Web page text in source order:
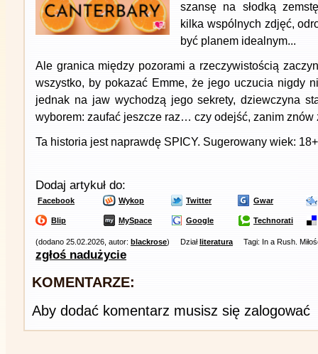
szansę na słodką
kilka wspólnych zdjęć,
być planem idealnym...
Ale granica między pozorami a rzeczywistością
wszystko, by pokazać Emme, że jego uczucia nigdy
jednak na jaw wychodzą jego sekrety, dziewczyna
wyborem: zaufać jeszcze raz… czy odejść, zanim znów
Ta historia jest naprawdę SPICY. Sugerowany wiek: 18+
Dodaj artykuł do:
Facebook Wykop Twitter Gwar
Blip MySpace Google Technorati
(dodano 25.02.2026, autor: blackrose) Działliteratura Tagi: In a Rush.
zgłoś nadużycie
KOMENTARZE:
Aby dodać komentarz musisz się zalogować